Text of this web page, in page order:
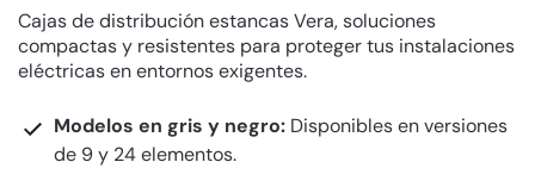
Cajas de distribución estancas Vera, soluciones
compactas y resistentes para proteger tus instalaciones
eléctricas en entornos exigentes.
Modelos en gris y negro: Disponibles en versiones
de 9 y 24 elementos.